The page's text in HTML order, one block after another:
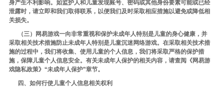
身产生不利影响。如监护人和儿童发现账号、密码或其他身份要素可能或已经
泄露时，请立即和我们取得联系，以便我们及时采取相应措施以避免或降低相
关损失。
（三）网易游戏一向非常重视和保护未成年人特别是儿童的身心健康，并
采取相关技术措施防止未成年人特别是儿童沉迷网络游戏。在采取相关技术措
施的过程中，我们将收集、使用儿童的个人信息，我们将采取严格的保护措
施，保障儿童个人信息安全。有关未成年人保护的相关内容，请查阅《网易游
戏隐私政策》“未成年人保护”章节。
四、如何行使儿童个人信息相关权利